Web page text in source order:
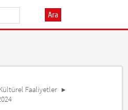
Ara
Faaliyetler